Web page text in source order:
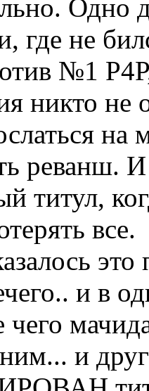
Одно
где не
№1 Р4Р,
никто не
на
реванш. И
титул,
все.
и в
чего
и